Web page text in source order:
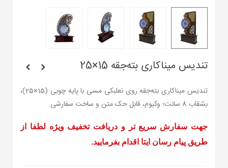
تندیس میناکاری بته‌جقه 15×25
تندیس میناکاری بته‌جقه روی نعلبکی مسی با پایه چوبی (15×25)،
بشقاب 8 سانت؛ وکیوم، قابل حک متن و ساخت سفارشی.
جهت سفارش سریع تر و دریافت تخفیف ویژه لطفا از
طریق پیام رسان ایتا اقدام بفرمایید.